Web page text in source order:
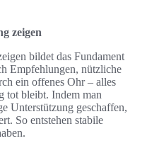
zeigen
bildet das Fundament
Empfehlungen, nützliche
ein offenes Ohr – alles
tot bleibt. Indem man
Unterstützung geschaffen,
So entstehen stabile